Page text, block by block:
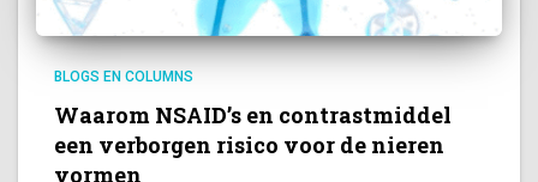
BLOGS EN COLUMNS
Waarom NSAID’s en contrastmiddel
een verborgen risico voor de nieren
vormen